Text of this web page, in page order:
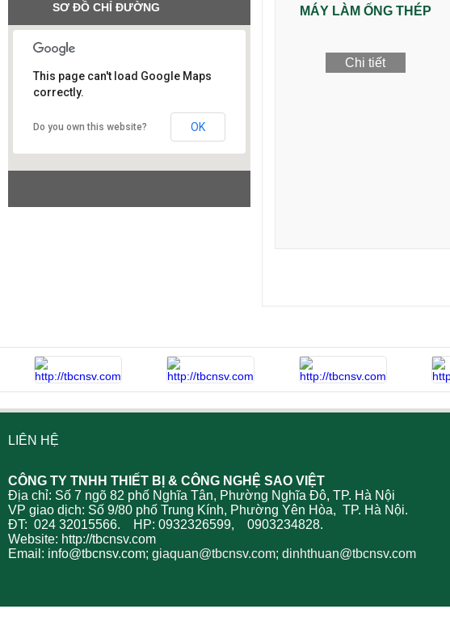
SƠ ĐỒ CHỈ ĐƯỜNG
Công ty SAO VIỆT
This page can't load Google Maps
correctly.
Do you own this website? OK
MÁY LÀM ỐNG THÉP
Chi tiết
LIÊN HỆ
CÔNG TY TNHH THIẾT BỊ & CÔNG NGHỆ SAO VIỆT
Địa chỉ: Số 7 ngõ 82 phố Nghĩa Tân, Phường Nghĩa Đô, TP. Hà Nội
VP giao dịch: Số 9/80 phố Trung Kính, Phường Yên Hòa, TP. Hà Nội.
ĐT: 024 32015566. HP: 0932326599, 0903234828.
Website: http://tbcnsv.com
Email: info@tbcnsv.com; giaquan@tbcnsv.com; dinhthuan@tbcnsv.com